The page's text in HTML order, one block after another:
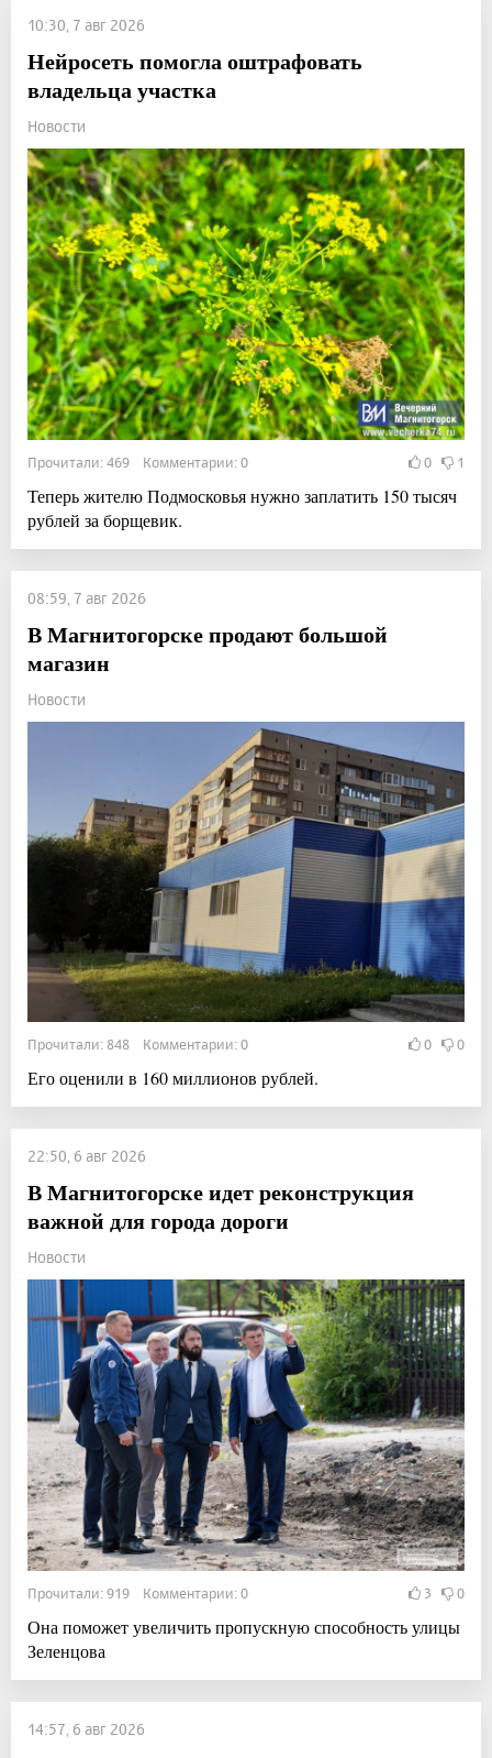
10:30, 7 авг 2026
Нейросеть помогла оштрафовать
владельца участка
Новости
Прочитали: 469 Комментарии: 0 0 1
Теперь жителю Подмосковья нужно заплатить 150 тысяч
рублей за борщевик.
08:59, 7 авг 2026
В Магнитогорске продают большой
магазин
Новости
Прочитали: 848 Комментарии: 0 0 0
Его оценили в 160 миллионов рублей.
22:50, 6 авг 2026
В Магнитогорске идет реконструкция
важной для города дороги
Новости
Прочитали: 919 Комментарии: 0 3 0
Она поможет увеличить пропускную способность улицы
Зеленцова
14:57, 6 авг 2026